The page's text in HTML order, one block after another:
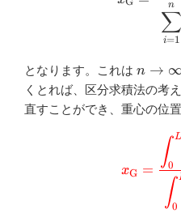
i=1
∑
n
となります。これは n \to
\infty
n → ∞
くとれば、区分求積法の考
直すことができ、重心の位
xG =
∫0
∫0
L